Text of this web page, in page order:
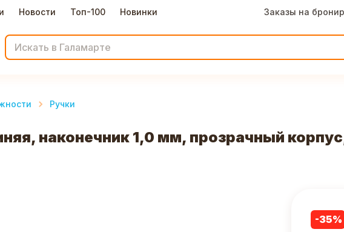
Новости Топ-100 Новинки Заказы на
Ручки
наконечник 1,0 мм, прозрачный
-35%